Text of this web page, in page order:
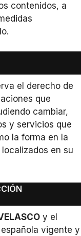
contenidos, a
el derecho de
que
cambiar,
y servicios que
la forma en la
en su
y el
vigente y